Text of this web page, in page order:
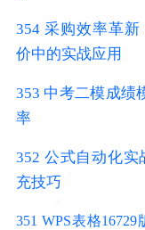
354 采购效率革新
价中的实战应用
353 中考二模成绩
率
352 公式自动化实
充技巧
351 WPS表格